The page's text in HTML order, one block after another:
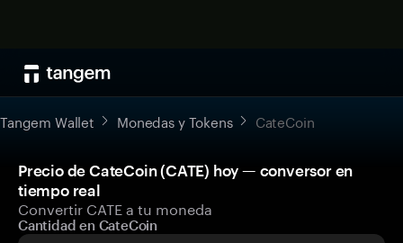
Tangem Wallet Monedas y Tokens CateCoin
Precio de CateCoin (CATE) hoy — conversor en
tiempo real
Convertir CATE a tu moneda
Cantidad en CateCoin